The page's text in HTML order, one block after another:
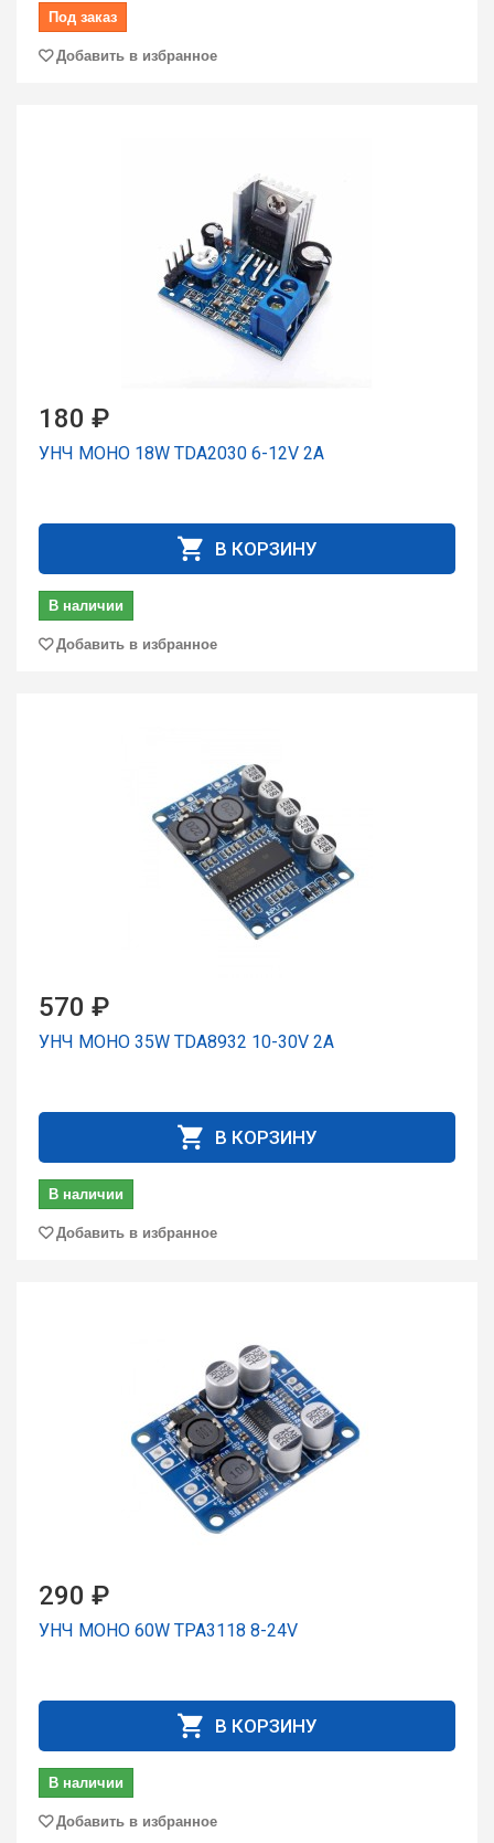
Под заказ
Добавить в избранное
180 ₽
УНЧ МОНО 18W TDA2030 6-12V 2А
В КОРЗИНУ
В наличии
Добавить в избранное
570 ₽
УНЧ МОНО 35W TDA8932 10-30V 2A
В КОРЗИНУ
В наличии
Добавить в избранное
290 ₽
УНЧ МОНО 60W TPA3118 8-24V
В КОРЗИНУ
В наличии
Добавить в избранное